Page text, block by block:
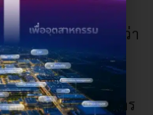
ริ่มจากการประเมิน
องธุรกิจตนเองก่อนว่า
ากแต่ละโซลูชันก็มา
กแบบมาเพื่อตอบ
ะขนาดและรูปแบบการ